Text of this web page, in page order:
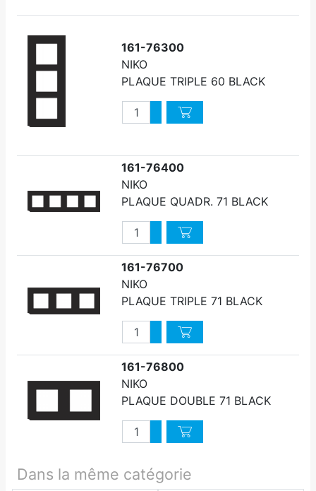
161-76300
NIKO
PLAQUE TRIPLE 60 BLACK
QuantitéAugmenter quantité
Diminuer quantité
161-76400
NIKO
PLAQUE QUADR. 71 BLACK
QuantitéAugmenter quantité
Diminuer quantité
161-76700
NIKO
PLAQUE TRIPLE 71 BLACK
QuantitéAugmenter quantité
Diminuer quantité
161-76800
NIKO
PLAQUE DOUBLE 71 BLACK
QuantitéAugmenter quantité
Diminuer quantité
Dans la même catégorie